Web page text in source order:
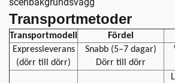
Transportmetoder
Transportmodell Fördel
Expressleverans
(dörr till dörr)
Snabb (5–7 dagar)
Dörr till dörr